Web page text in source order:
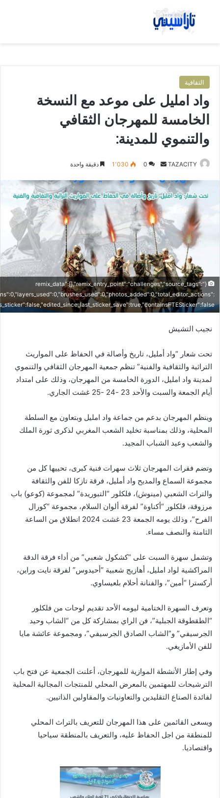
بحث عن
الثقافية
واد امليل على موعد مع النسخة
الخامسة للمهرجان الثقافي
والتنموي للمدينة:
TAZACITY
س
ل
ب
ر
ي
ا
إ
ل
ك
ت
ي
ا
0 1٬030 دقيقة واحدة
{"remix_data":[],"remix_entry_point":"challenges","source_tags":
نجيب التشيش
تحت شعار “واد أمليل، تاريخ وأصالة في الحفاظ على المواريث
التراثية والثقافية والفنية” تنظم جمعية المهرجان الثقافي والتنموي
لمدينة واد امليل، الدورة الخامسة من المهرجان، وذلك على امتداد
أيام الجمعة والسبت والأحد 23 -24 -25 غشت الجاري.
وينظم المهرجان بدعم من جماعة واد امليل وبتعاون مع السلطة
المحلية، وذلك بمناسبة تخليد الشعب المغربي لذكرى ثورة الملك
والشعب وعيد الشباب المجيد.
وتضم فقرات المهرجان ثلاث سهرات فنية كبرى، تحييها كل من
مجموعة السماع والمديح واد أمليل، فرقة تازكا للفن والثقافة
والتراث الشعبي (مينوش)، فلكلور “التبوريدة” لمجموعة (كوعو) باب
مرزوقة، فلكلور “أكناوة” لفرقة ألوان السلام، مجموعة “كورال
الفرح”، وذلك يومه الجمعة 23 غشت 2024 انطلاق من الساعة
الثامنة والنصف مساء.
وتشمل سهرة السبت على “كشكول شعبي” من أداء فرقة الدقة
المراكشية لواد امليل، أهازيج شعبية “أحيدوس” لفرقة نايت وراين،
أركسترا “أمين”، والفنانة أحلام بلعيساوي.
وتعرف السهرة الختامية ليومه الأحد تقديم لوحات من فلكلور
“الطقطوقة الجبلية”، فن الراي بمشاركة كل من “الشاب وحيد
الجرسيفي” و”الشاب الصادق الجرسيفي”، ومجموعة عائشة مايا
للفن الأمازيغي.
وفي إطار الأنشطة الموازية للمهرجان، أعلنت الجمعية عن فتح باب
الترشيحات للمهتمين بالمعرض المحلي للمنتجات المجالية المحلية
لفائدة الصناع التقليدين والتعاونيات والمقاولين الذاتيين.
ويسعى القائمين على هذا المهرجان للتعريف بالتراث المحلي
للمنطقة من اجل الحفاظ عليه، والتعريف بالمنطقة سياحيا
واقتصاديا.